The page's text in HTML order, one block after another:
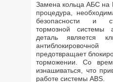
Замена кольца АБС на
процедура,
безопасности и
тормозной системы
деталь является
предотвращает
торможении. Со
изнашиваться, что
работе системы ABS.